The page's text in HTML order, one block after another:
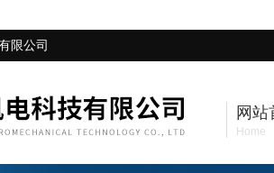
限公司
网站
Home